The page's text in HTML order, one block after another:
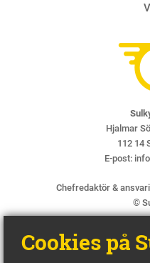
Hjalmar
112 14
E-post:
Chefredaktör &
©
Cookies på